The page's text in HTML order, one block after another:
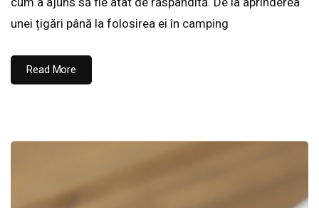
unei țigări până la folosirea ei în camping
Read More